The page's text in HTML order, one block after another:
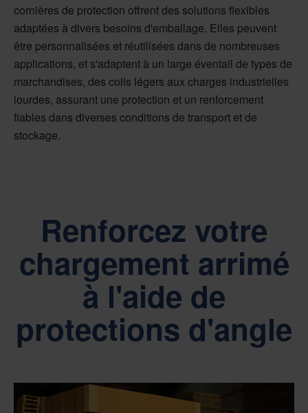
cornières de protection offrent des solutions flexibles
adaptées à divers besoins d'emballage. Elles peuvent
être personnalisées et réutilisées dans de nombreuses
applications, et s'adaptent à un large éventail de types de
marchandises, des colis légers aux charges industrielles
lourdes, assurant une protection et un renforcement
fiables dans diverses conditions de transport et de
stockage.
Renforcez votre
chargement arrimé
à l'aide de
protections d'angle